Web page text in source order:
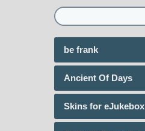
be frank
Ancient Of Days
Skins for eJukebox